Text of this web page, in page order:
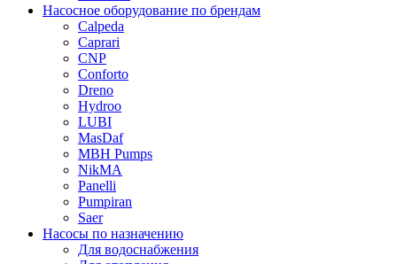
Насосное оборудование по брендам
Calpeda
Caprari
CNP
Conforto
Dreno
Hydroo
LUBI
MasDaf
MBH Pumps
NikMA
Panelli
Pumpiran
Saer
Насосы по назначению
Для водоснабжения